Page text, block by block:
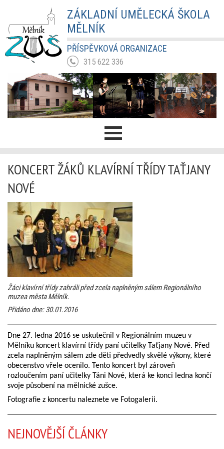
ZÁKLADNÍ UMĚLECKÁ ŠKOLA
MĚLNÍK
PŘÍSPĚVKOVÁ ORGANIZACE
315 622 336
KONCERT ŽÁKŮ KLAVÍRNÍ TŘÍDY TAŤJANY
NOVÉ
Žáci klavírní třídy zahráli před zcela naplněným sálem Regionálního
muzea města Mělník.
Přidáno dne: 30.01.2016
Dne 27. ledna 2016 se uskutečnil v Regionálním muzeu v
Mělníku koncert klavírní třídy paní učitelky Taťjany Nové. Před
zcela naplněným sálem zde děti předvedly skvělé výkony, které
obecenstvo vřele ocenilo. Tento koncert byl zároveň
rozloučením paní učitelky Táni Nové, která ke konci ledna končí
svoje působení na mělnické zušce.
Fotografie z koncertu naleznete ve Fotogalerii.
NEJNOVĚJŠÍ ČLÁNKY